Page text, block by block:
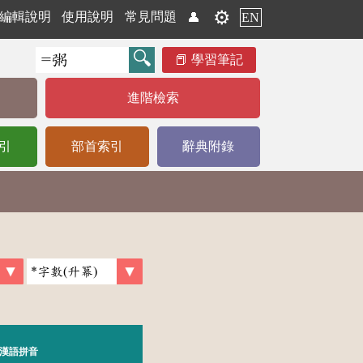
編輯說明 使用說明 常見問題 👤 ⚙️ EN
學習筆記
進階檢索
部首索引 辭典附錄
漢語拼音